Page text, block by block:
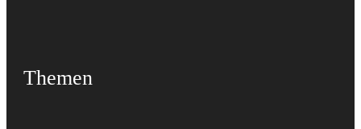
Themen